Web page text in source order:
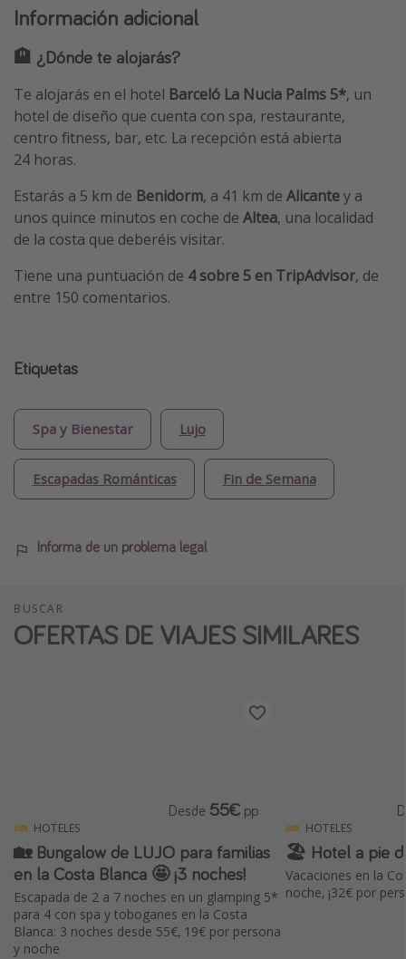
Información adicional
🏨 ¿Dónde te alojarás?
Te alojarás en el hotel Barceló La Nucia Palms 5*, un
hotel de diseño que cuenta con spa, restaurante,
centro fitness, bar, etc. La recepción está abierta
24 horas.
Estarás a 5 km de Benidorm, a 41 km de Alicantey a
unos quince minutos en coche de Altea, una localidad
de la costa que deberéis visitar.
Tiene una puntuación de 4 sobre 5 en TripAdvisor, de
entre 150 comentarios.
Etiquetas
Spa y Bienestar Lujo
Escapadas Románticas Fin de Semana
Informa de un problema legal
BUSCAR
OFERTAS DE VIAJES SIMILARES
HOTELES
🏡 Bungalow de LUJO para familias
en la Costa Blanca 🤩 ¡3 noches!
Escapada de 2 a 7 noches en un glamping 5*
para 4 con spa y toboganes en la Costa
Blanca: 3 noches desde 55€, 19€ por persona
y noche
Desde 55€ pp
HOTELES
🏖 Hotel a pie
Vacaciones en la
noche, ¡32€ por